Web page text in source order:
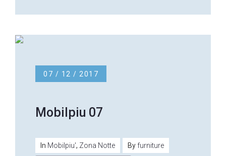
07 / 12 / 2017
Mobilpiu 07
In Mobilpiu', Zona Notte By furniture